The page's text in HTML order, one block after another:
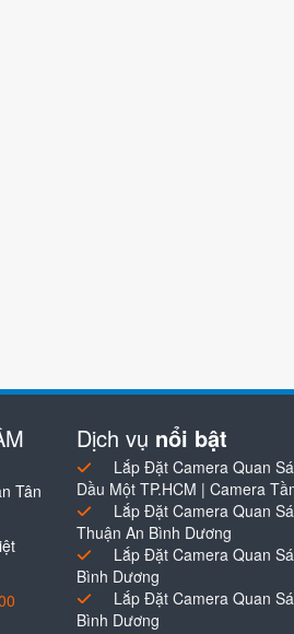
Tân
Dịch vụ nổi bật
Lắp Đặt Camera Quan
Dầu Một TP.HCM | Camera
Lắp Đặt Camera Quan
Thuận An Bình Dương
Lắp Đặt Camera Quan
Bình Dương
Lắp Đặt Camera Quan
Bình Dương